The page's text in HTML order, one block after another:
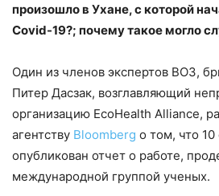
произошло в Ухане, с которой
Covid-19?; почему такое могло
Один из членов экспертов ВОЗ,
Питер Дасзак, возглавляющий
организацию EcoHealth Alliance,
агентству Bloomberg о том, что 10
опубликован отчет о работе,
международной группой ученых.